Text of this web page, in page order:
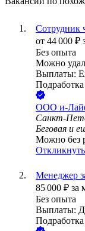
Сотрудник
от 44 000 ₽
Без опыта
Можно
Выплаты:
Подработка
ООО и-
Санкт-
Беговая и
Можно без
Менеджер
85 000 ₽ за
Без опыта
Выплаты:
Подработка